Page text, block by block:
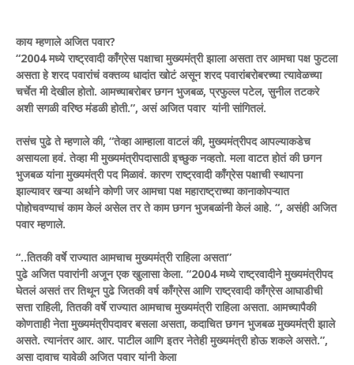
काय म्हणाले अजित पवार?
“2004 मध्ये राष्ट्रवादी काँग्रेस पक्षाचा मुख्यमंत्री झाला असता तर आमचा पक्ष फुटला
असता हे शरद पवारांचं वक्तव्य धादांत खोटं असून शरद पवारांबरोबरच्या त्यावेळच्या
चर्चेत मी देखील होतो. आमच्याबरोबर छगन भुजबळ, प्रफुल्ल पटेल, सुनील तटकरे
अशी सगळी वरिष्ठ मंडळी होती.”, असं अजित पवार यांनी सांगितलं.
तसंच पुढे ते म्हणाले की, “तेव्हा आम्हाला वाटलं की, मुख्यमंत्रीपद आपल्याकडेच
असायला हवं. तेव्हा मी मुख्यमंत्रीपदासाठी इच्छुक नव्हतो. मला वाटत होतं की छगन
भुजबळ यांना मुख्यमंत्री पद मिळावं. कारण राष्ट्रवादी काँग्रेस पक्षाची स्थापना
झाल्यावर खऱ्या अर्थाने कोणी जर आमचा पक्ष महाराष्ट्राच्या कानाकोपऱ्यात
पोहोचवण्याचं काम केलं असेल तर ते काम छगन भुजबळांनी केलं आहे. “, असंही अजित
पवार म्हणाले.
“..तितकी वर्षे राज्यात आमचाच मुख्यमंत्री राहिला असता”
पुढे अजित पवारांनी अजून एक खुलासा केला. “2004 मध्ये राष्ट्रवादीने मुख्यमंत्रीपद
घेतलं असतं तर तिथून पुढे जितकी वर्ष काँग्रेस आणि राष्ट्रवादी काँग्रेस आघाडीची
सत्ता राहिली, तितकी वर्षे राज्यात आमचाच मुख्यमंत्री राहिला असता. आमच्यापैकी
कोणताही नेता मुख्यमंत्रीपदावर बसला असता, कदाचित छगन भुजबळ मुख्यमंत्री झाले
असते. त्यानंतर आर. आर. पाटील आणि इतर नेतेही मुख्यमंत्री होऊ शकले असते.”,
असा दावाच यावेळी अजित पवार यांनी केला